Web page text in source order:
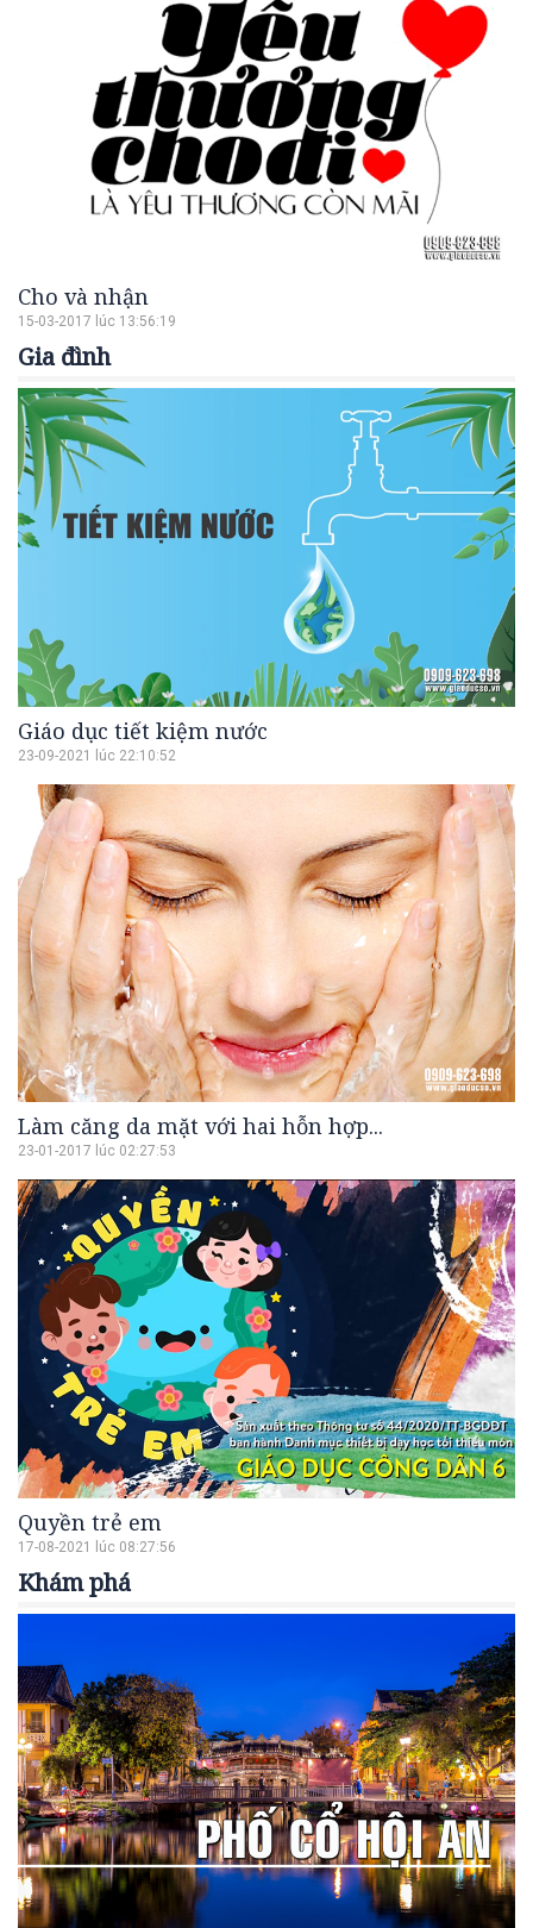
Cho và nhận
15-03-2017 lúc 13:56:19
Gia đình
Giáo dục tiết kiệm nước
23-09-2021 lúc 22:10:52
Làm căng da mặt với hai hỗn hợp...
23-01-2017 lúc 02:27:53
Quyền trẻ em
17-08-2021 lúc 08:27:56
Khám phá